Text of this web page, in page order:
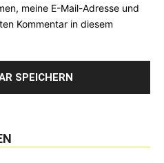
meine E-Mail-Adresse und
Kommentar in diesem